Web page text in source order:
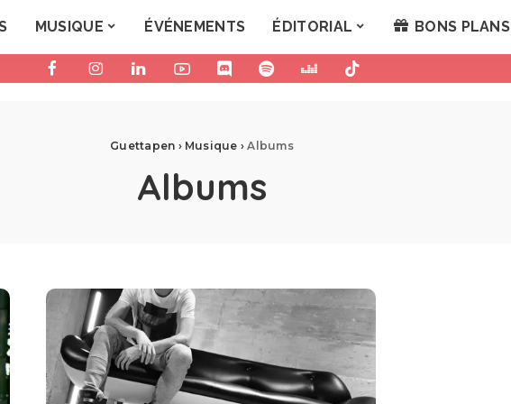
MUSIQUE ÉVÉNEMENTS ÉDITORIAL BONS PLANS
Guettapen › Musique ›Albums
Albums